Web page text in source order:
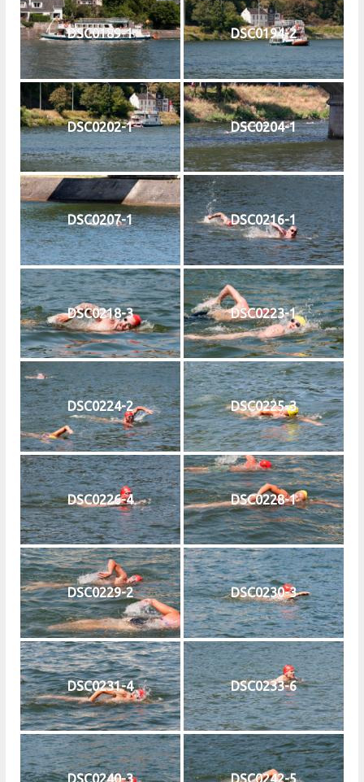
DSC0189-1 DSC0194-2
DSC0202-1 DSC0204-1
DSC0207-1 DSC0216-1
DSC0218-3 DSC0223-1
DSC0224-2 DSC0225-3
DSC0226-4 DSC0228-1
DSC0229-2 DSC0230-3
DSC0231-4 DSC0233-6
DSC0240-3 DSC0242-5